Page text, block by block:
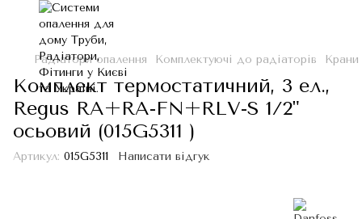
Радіатори опалення Комплектуючі до радіаторів
Комплект термостатичний, 3 ел.,
Regus RA+RA-FN+RLV-S 1/2"
осьовий (015G5311 )
Артикул: 015G5311 Написати відгук